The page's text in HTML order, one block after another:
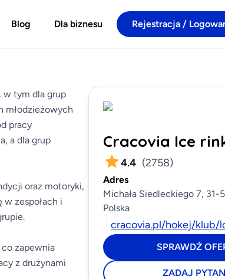
Blog Dla biznesu Rejestracja /
w tym dla grup
młodzieżowych
pracy
a dla grup
oraz motoryki,
zespołach i
zapewnia
z drużynami
Cracovia Ice
4.4 (2758)
Adres
Michała Siedleckiego 7, 31-
Polska
cracovia.pl/hokej/klub/
SPRAWDŹ
ZADAJ